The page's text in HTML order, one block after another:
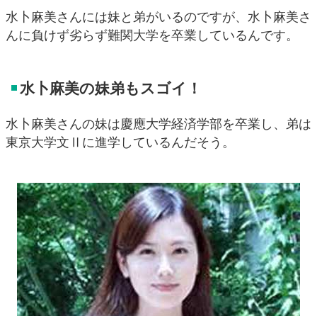
水卜麻美さんには妹と弟がいるのですが、水卜麻美さ
んに負けず劣らず難関大学を卒業しているんです。
水卜麻美の妹弟もスゴイ！
水卜麻美さんの妹は慶應大学経済学部を卒業し、弟は
東京大学文Ⅱに進学しているんだそう。